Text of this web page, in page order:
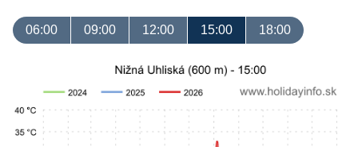
06:00 09:00 12:00 15:00 18:00